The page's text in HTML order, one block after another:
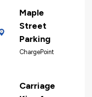
Maple
Street
Parking
ChargePoint
Carriage